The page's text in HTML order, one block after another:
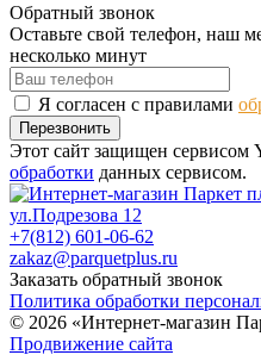
Обратный звонок
Оставьте свой телефон, наш
несколько минут
Я согласен с правилами
Перезвонить
Этот сайт защищен сервисом
обработки данных сервисом.
ул.Подрезова 12
+7(812) 601-06-62
zakaz@parquetplus.ru
Заказать обратный звонок
Политика обработки
© 2026 «Интернет-магазин
Продвижение сайта